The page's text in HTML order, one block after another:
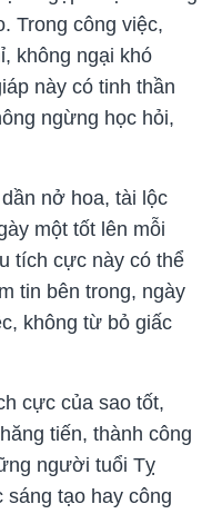
Trong công việc,
không ngại khó
này có tinh thần
ngừng học hỏi,
nở hoa, tài lộc
một tốt lên mỗi
tích cực này có thể
tin bên trong, ngày
không từ bỏ giấc
cực của sao tốt,
tiến, thành công
người tuổi Tỵ
tạo hay công